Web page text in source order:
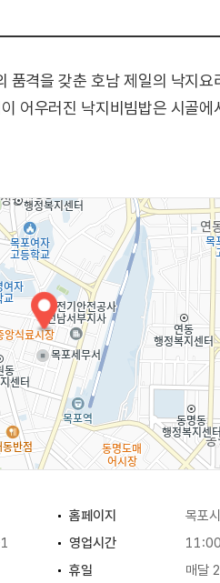
격을 갖춘 호남 제일의 낙지
어우러진 낙지비빔밥은 시골
홈페이지 목포
영업시간
휴일
매달